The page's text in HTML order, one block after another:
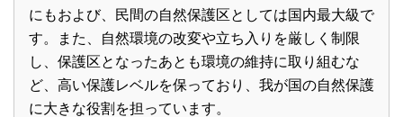
にもおよび、民間の自然保護区としては国内最大級で
す。また、自然環境の改変や立ち入りを厳しく制限
し、保護区となったあとも環境の維持に取り組むな
ど、高い保護レベルを保っており、我が国の自然保護
に大きな役割を担っています。